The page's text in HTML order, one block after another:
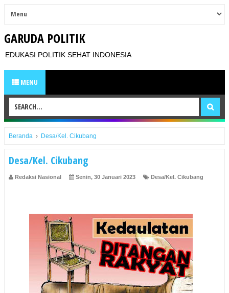
GARUDA POLITIK
EDUKASI POLITIK SEHAT INDONESIA
MENU
Beranda › Desa/Kel. Cikubang
Desa/Kel. Cikubang
Redaksi Nasional Senin, 30 Januari 2023 Desa/Kel. Cikubang